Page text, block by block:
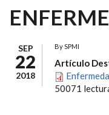
SEP
22
2018
BySPMI
Artículo
50071